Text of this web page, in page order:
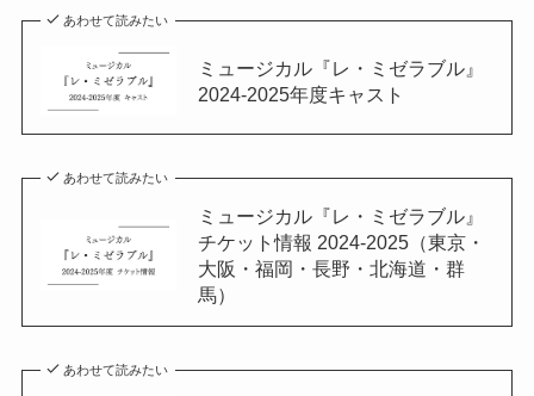
あわせて読みたい
ミュージカル『レ・ミゼラブル』
2024-2025年度キャスト
あわせて読みたい
ミュージカル『レ・ミゼラブル』
チケット情報 2024-2025（東京・
大阪・福岡・長野・北海道・群
馬）
あわせて読みたい